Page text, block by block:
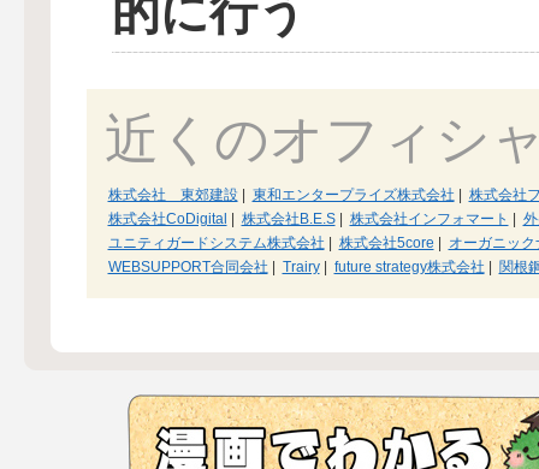
的に行う
近くのオフィシ
株式会社 東郊建設| 東和エンタープライズ株式会社
株式会社
株式会社CoDigital
株式会社B.E.S| 株式会社インフォマート
ユニティガードシステム株式会社
株式会社5core
オーガニッ
WEBSUPPORT合同会社
Trairy| future strategy株式会社 関根